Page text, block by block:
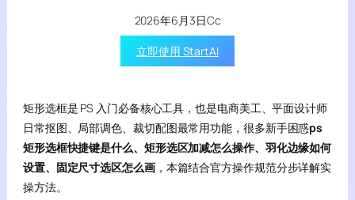
2026年6月3日Cc
立即使用 StartAI
矩形选框是 PS 入门必备核心工具，也是电商美工、平面设计师
日常抠图、局部调色、裁切配图最常用功能，很多新手困惑ps
矩形选框快捷键是什么、矩形选区加减怎么操作、羽化边缘如何
设置、固定尺寸选区怎么画，本篇结合官方操作规范分步详解实
操方法。